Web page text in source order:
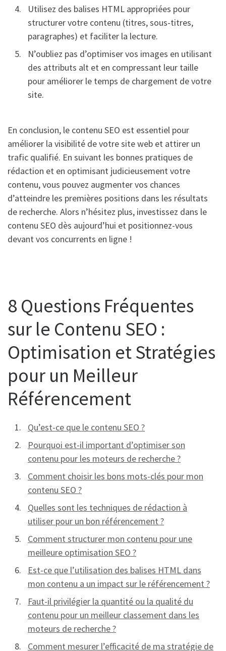
Utilisez des balises HTML appropriées pour
structurer votre contenu (titres, sous-titres,
paragraphes) et faciliter la lecture.
N’oubliez pas d’optimiser vos images en utilisant
des attributs alt et en compressant leur taille
pour améliorer le temps de chargement de votre
site.
En conclusion, le contenu SEO est essentiel pour
améliorer la visibilité de votre site web et attirer un
trafic qualifié. En suivant les bonnes pratiques de
rédaction et en optimisant judicieusement votre
contenu, vous pouvez augmenter vos chances
d’atteindre les premières positions dans les résultats
de recherche. Alors n’hésitez plus, investissez dans le
contenu SEO dès aujourd’hui et positionnez-vous
devant vos concurrents en ligne !
8 Questions Fréquentes
sur le Contenu SEO :
Optimisation et Stratégies
pour un Meilleur
Référencement
Qu’est-ce que le contenu SEO ?
Pourquoi est-il important d’optimiser son
contenu pour les moteurs de recherche ?
Comment choisir les bons mots-clés pour mon
contenu SEO ?
Quelles sont les techniques de rédaction à
utiliser pour un bon référencement ?
Comment structurer mon contenu pour une
meilleure optimisation SEO ?
Est-ce que l’utilisation des balises HTML dans
mon contenu a un impact sur le référencement ?
Faut-il privilégier la quantité ou la qualité du
contenu pour un meilleur classement dans les
moteurs de recherche ?
Comment mesurer l’efficacité de ma stratégie de